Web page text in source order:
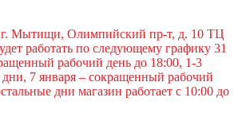
г. Мытищи, Олимпийский пр-т, д. 10 ТЦ
работать по следующему графику 31
рабочий день до 18:00, 1-3
7 января – сокращенный рабочий
дни магазин работает с 10:00 до